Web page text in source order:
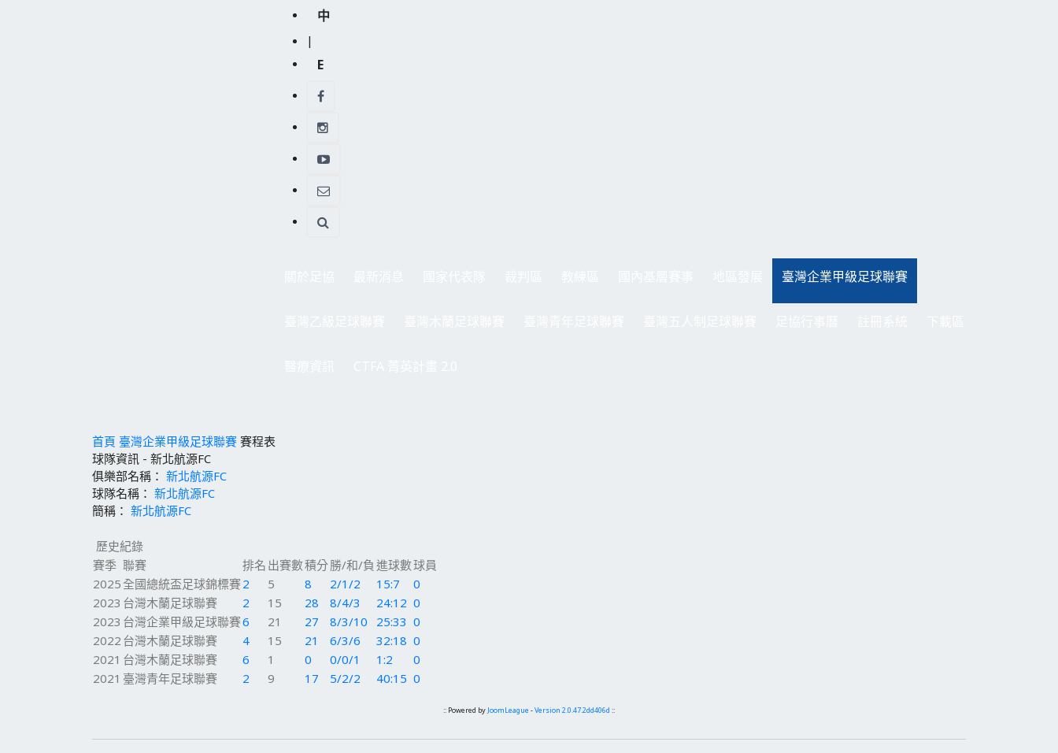
中
|
E
臺灣企業甲級足球聯賽
首頁 臺灣企業甲級足球聯賽 賽程表
球隊資訊 - 新北航源FC
俱樂部名稱： 新北航源FC
球隊名稱： 新北航源FC
簡稱： 新北航源FC
歷史紀錄
賽季 聯賽 排名 出賽數積分勝/和/負 進球數球員
2025 全國總統盃足球錦標賽 2 5 8 2/1/2 15:7
0
2023 台灣木蘭足球聯賽 2 15 28 8/4/3 24:12 0
2023 台灣企業甲級足球聯賽6 21 27 8/3/10 25:33 0
2022 台灣木蘭足球聯賽 4 15 21 6/3/6 32:18 0
2021 台灣木蘭足球聯賽 6 1 0 0/0/1 1:2
0
2021 臺灣青年足球聯賽 2 9 17 5/2/2 40:15 0
:: Powered by JoomLeague -Version 2.0.47.2dd406d ::